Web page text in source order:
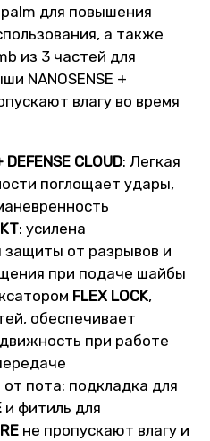
palm для повышения
а также
из 3 частей для
NANOSENSE +
влагу во время
CLOUD: Легкая
поглощает удары,
: усилена
защиты от разрывов и
при подаче шайбы
FLEX LOCK,
обеспечивает
при работе
пота: подкладка для
и фитиль для
не пропускают влагу и